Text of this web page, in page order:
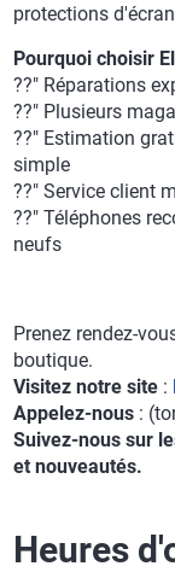
protections
Pourquoi choisir
??" Réparations
??" Plusieurs
??" Estimation
simple
??" Service client
??" Téléphones
neufs
Prenez rendez-
boutique.
Visitez notre site :
Appelez-nous :
Suivez-nous sur
et nouveautés.
Heures